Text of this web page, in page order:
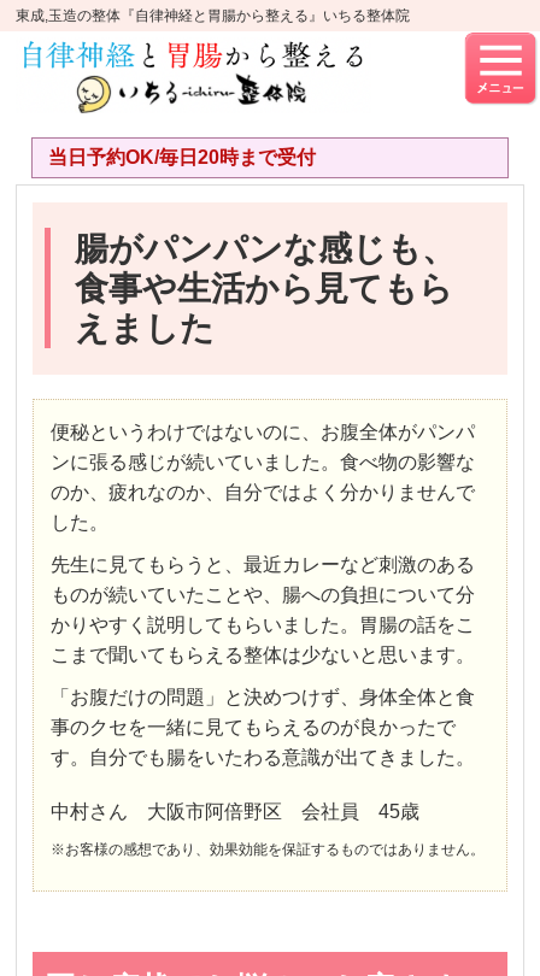
東成,玉造の整体『自律神経と胃腸から整える』いちる整体院
当日予約OK/毎日20時まで受付
腸がパンパンな感じも、
食事や生活から見てもら
えました
便秘というわけではないのに、お腹全体がパンパ
ンに張る感じが続いていました。食べ物の影響な
のか、疲れなのか、自分ではよく分かりませんで
した。
先生に見てもらうと、最近カレーなど刺激のある
ものが続いていたことや、腸への負担について分
かりやすく説明してもらいました。胃腸の話をこ
こまで聞いてもらえる整体は少ないと思います。
「お腹だけの問題」と決めつけず、身体全体と食
事のクセを一緒に見てもらえるのが良かったで
す。自分でも腸をいたわる意識が出てきました。
中村さん 大阪市阿倍野区 会社員 45歳
※お客様の感想であり、効果効能を保証するものではありません。